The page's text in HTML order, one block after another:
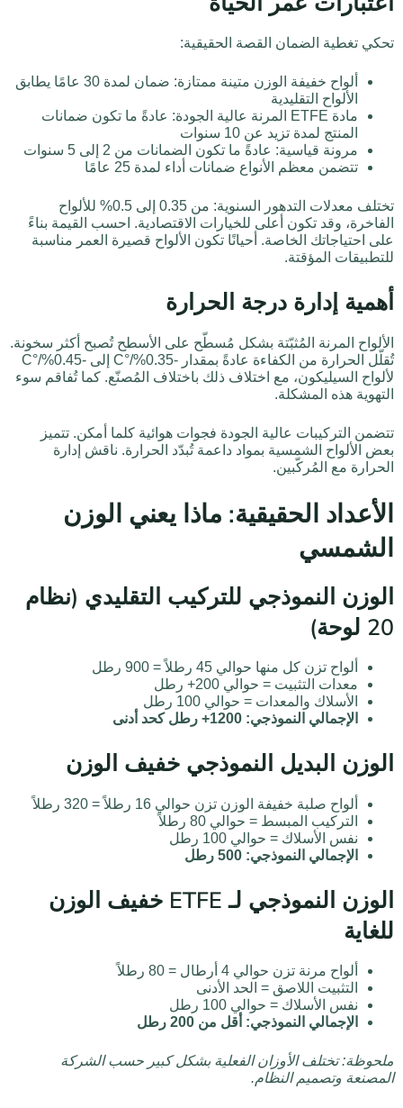
تحكي تغطية الضمان القصة الحقيقية:
ألواح خفيفة الوزن متينة ممتازة: ضمان لمدة 30 عامًا يطابق
الألواح التقليدية
مادة ETFE المرنة عالية الجودة: عادةً ما تكون ضمانات
المنتج لمدة تزيد عن 10 سنوات
مرونة قياسية: عادةً ما تكون الضمانات من 2 إلى 5 سنوات
تتضمن معظم الأنواع ضمانات أداء لمدة 25 عامًا
تختلف معدلات التدهور السنوية: من 0.35 إلى 0.5% للألواح
الفاخرة، وقد تكون أعلى للخيارات الاقتصادية. احسب القيمة بناءً
على احتياجاتك الخاصة. أحيانًا تكون الألواح قصيرة العمر مناسبة
للتطبيقات المؤقتة.
أهمية إدارة درجة الحرارة
الألواح المرنة المُثبّتة بشكل مُسطّح على الأسطح تُصبح أكثر سخونة.
تُقلّل الحرارة من الكفاءة عادةً بمقدار -0.35%/°C إلى -0.45%/°C
لألواح السيليكون، مع اختلاف ذلك باختلاف المُصنّع. كما تُفاقم سوء
التهوية هذه المشكلة.
تتضمن التركيبات عالية الجودة فجوات هوائية كلما أمكن. تتميز
بعض الألواح الشمسية بمواد داعمة تُبدّد الحرارة. ناقش إدارة
الحرارة مع المُركّبين.
الأعداد الحقيقية: ماذا يعني الوزن
الشمسي
الوزن النموذجي للتركيب التقليدي (نظام
20 لوحة)
ألواح تزن كل منها حوالي 45 رطلاً = 900 رطل
معدات التثبيت = حوالي 200+ رطل
الأسلاك والمعدات = حوالي 100 رطل
الإجمالي النموذجي: 1200+ رطل كحد أدنى
الوزن البديل النموذجي خفيف الوزن
ألواح صلبة خفيفة الوزن تزن حوالي 16 رطلاً = 320 رطلاً
التركيب المبسط = حوالي 80 رطلاً
نفس الأسلاك = حوالي 100 رطل
الإجمالي النموذجي: 500 رطل
الوزن النموذجي لـ ETFE خفيف الوزن
للغاية
ألواح مرنة تزن حوالي 4 أرطال = 80 رطلاً
التثبيت اللاصق = الحد الأدنى
نفس الأسلاك = حوالي 100 رطل
الإجمالي النموذجي: أقل من 200 رطل
ملحوظة: تختلف الأوزان الفعلية بشكل كبير حسب الشركة
المصنعة وتصميم النظام.